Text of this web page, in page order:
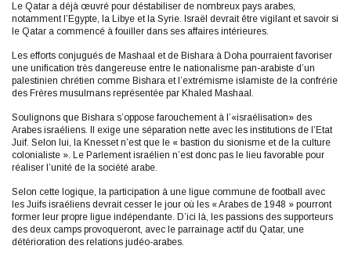
Le Qatar a déjà œuvré pour déstabiliser de nombreux pays arabes,
notamment l’Egypte, la Libye et la Syrie. Israël devrait être vigilant et savoir si
le Qatar a commencé à fouiller dans ses affaires intérieures.
Les efforts conjugués de Mashaal et de Bishara à Doha pourraient favoriser
une unification très dangereuse entre le nationalisme pan-arabiste d’un
palestinien chrétien comme Bishara et l’extrémisme islamiste de la confrérie
des Frères musulmans représentée par Khaled Mashaal.
Soulignons que Bishara s’oppose farouchement à l’«israélisation» des
Arabes israéliens. Il exige une séparation nette avec les institutions de l’Etat
Juif. Selon lui, la Knesset n’est que le « bastion du sionisme et de la culture
colonialiste ». Le Parlement israélien n’est donc pas le lieu favorable pour
réaliser l’unité de la société arabe.
Selon cette logique, la participation à une ligue commune de football avec
les Juifs israéliens devrait cesser le jour où les « Arabes de 1948 » pourront
former leur propre ligue indépendante. D’ici là, les passions des supporteurs
des deux camps provoqueront, avec le parrainage actif du Qatar, une
détérioration des relations judéo-arabes.